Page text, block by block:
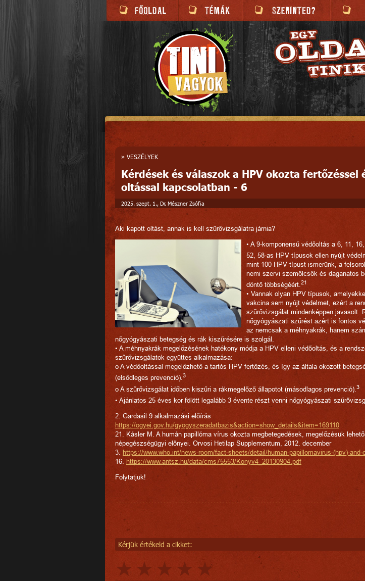
» VESZÉLYEK
Kérdések és válaszok a HPV okozta fertőzéssel
oltással kapcsolatban - 6
2025. szept. 1., Dr. Mészner Zsófia
Aki kapott oltást, annak is kell szűrővizsgálatra járnia?
• A 9-komponensű védőoltás a 6, 11,
52, 58-as HPV típusok ellen nyújt
mint 100 HPV típust ismerünk, a
nemi szervi szemölcsök és daganatos
döntő többségéért.21
• Vannak olyan HPV típusok,
vakcina sem nyújt védelmet, ezért a
szűrővizsgálat mindenképpen javasolt.
nőgyógyászati szűrést azért is fontos
az nemcsak a méhnyakrák, hanem
nőgyógyászati betegség és rák kiszűrésére is szolgál.
• A méhnyakrák megelőzésének hatékony módja a HPV elleni védőoltás, és a
szűrővizsgálatok együttes alkalmazása:
o A védőoltással megelőzhető a tartós HPV fertőzés, és így az általa okozott
(elsődleges prevenció).3
o A szűrővizsgálat időben kiszűri a rákmegelőző állapotot (másodlagos prevenció). 3
• Ajánlatos 25 éves kor fölött legalább 3 évente részt venni nőgyógyászati
2. Gardasil 9 alkalmazási előírás
https://ogyei.gov.hu/gyogyszeradatbazis&action=show_details&item=169110
21. Kásler M. A humán papillóma vírus okozta megbetegedések, megelőzésük
népegészségügyi előnyei. Orvosi Hetilap Supplementum, 2012. december
3. https://www.who.int/news-room/fact-sheets/detail/human-papillomavirus-(hpv)-
16. https://www.antsz.hu/data/cms75553/Konyv4_20130904.pdf
Folytatjuk!
Kérjük értékeld a cikket: